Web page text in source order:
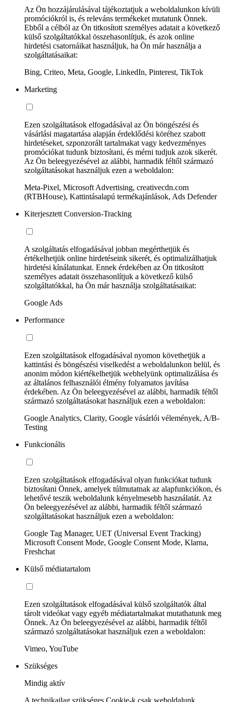
Az Ön hozzájárulásával tájékoztatjuk a weboldalunkon kívüli
promóciókról is, és releváns termékeket mutatunk Önnek.
Ebből a célból az Ön titkosított személyes adatait a következő
külső szolgáltatókkal összehasonlítjuk, és azok online
hirdetési csatornáikat használjuk, ha Ön már használja a
szolgáltatásaikat:
Bing, Criteo, Meta, Google, LinkedIn, Pinterest, TikTok
Marketing
Ezen szolgáltatások elfogadásával az Ön böngészési és
vásárlási magatartása alapján érdeklődési köréhez szabott
hirdetéseket, szponzorált tartalmakat vagy kedvezményes
promóciókat tudunk biztosítani, és mérni tudjuk azok sikerét.
Az Ön beleegyezésével az alábbi, harmadik féltől származó
szolgáltatásokat használjuk ezen a weboldalon:
Meta-Pixel, Microsoft Advertising, creativecdn.com
(RTBHouse), Kattintásalapú termékajánlások, Ads Defender
Kiterjesztett Conversion-Tracking
A szolgáltatás elfogadásával jobban megérthetjük és
értékelhetjük online hirdetéseink sikerét, és optimalizálhatjuk
hirdetési kínálatunkat. Ennek érdekében az Ön titkosított
személyes adatait összehasonlítjuk a következő külső
szolgáltatókkal, ha Ön már használja szolgáltatásaikat:
Google Ads
Performance
Ezen szolgáltatások elfogadásával nyomon követhetjük a
kattintási és böngészési viselkedést a weboldalunkon belül, és
anonim módon kiértékelhetjük webhelyünk optimalizálása és
az általános felhasználói élmény folyamatos javítása
érdekében. Az Ön beleegyezésével az alábbi, harmadik féltől
származó szolgáltatásokat használjuk ezen a weboldalon:
Google Analytics, Clarity, Google vásárlói vélemények, A/B-
Testing
Funkcionális
Ezen szolgáltatások elfogadásával olyan funkciókat tudunk
biztosítani Önnek, amelyek túlmutatnak az alapfunkciókon, és
lehetővé teszik weboldalunk kényelmesebb használatát. Az
Ön beleegyezésével az alábbi, harmadik féltől származó
szolgáltatásokat használjuk ezen a weboldalon:
Google Tag Manager, UET (Universal Event Tracking)
Microsoft Consent Mode, Google Consent Mode, Klarna,
Freshchat
Külső médiatartalom
Ezen szolgáltatások elfogadásával külső szolgáltatók által
tárolt videókat vagy egyéb médiatartalmakat mutathatunk meg
Önnek. Az Ön beleegyezésével az alábbi, harmadik féltől
származó szolgáltatásokat használjuk ezen a weboldalon:
Vimeo, YouTube
Szükséges
Mindig aktív
A technikailag szükséges Cookie-k csak weboldalunk